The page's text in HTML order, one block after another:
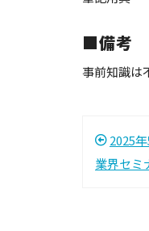
■備考
事前知識は
2025
業界セミ